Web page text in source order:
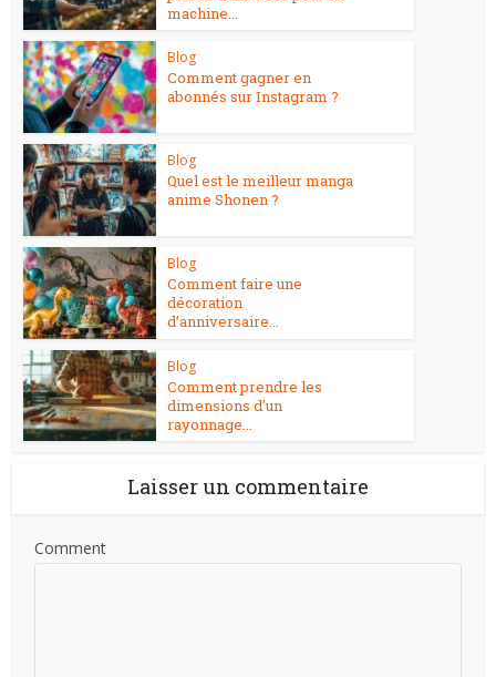
machine...
Blog
Comment gagner en
abonnés sur Instagram ?
Blog
Quel est le meilleur manga
anime Shonen ?
Blog
Comment faire une
décoration
d’anniversaire...
Blog
Comment prendre les
dimensions d’un
rayonnage...
Laisser un commentaire
Comment